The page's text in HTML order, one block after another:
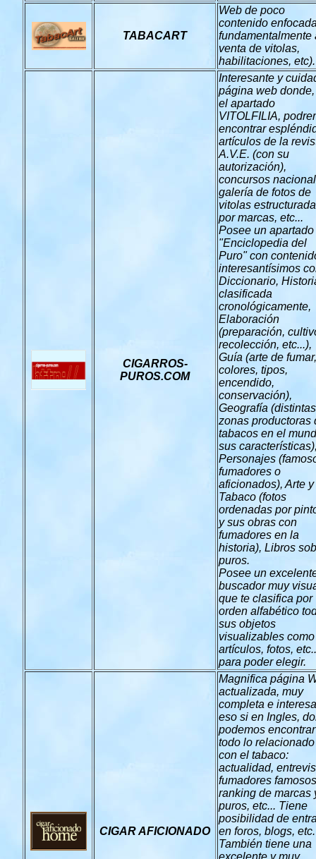
TABACART
Web de poco
contenido
fundamentalmente
venta de vitolas,
habilitaciones, etc).
CIGARROS-
PUROS.COM
Interesante y
página web
el apartado
VITOLFILIA,
encontrar
artículos de la
A.V.E. (con su
autorización),
concursos
galería de fotos de
vitolas
por marcas, etc...
Posee un
"Enciclopedia del
Puro" con
interesantísimos
Diccionario,
clasificada
cronológicamente,
Elaboración
(preparación,
recolección, etc...),
Guía (arte de fumar,
colores, tipos,
encendido,
conservación),
Geografía (distintas
zonas productoras
tabacos en el
sus
Personajes
fumadores o
aficionados), Arte y
Tabaco (fotos
ordenadas por
y sus obras con
fumadores en la
historia), Libros
puros.
Posee un
buscador muy
que te clasifica por
orden alfabético
sus objetos
visualizables como
artículos, fotos,
para poder elegir.
CIGAR AFICIONADO
Magnifica página
actualizada, muy
completa e
eso si en Ingles,
podemos encontrar
todo lo relacionado
con el tabaco:
actualidad,
fumadores
ranking de marcas
puros, etc... Tiene
posibilidad de
en foros, blogs, etc.
También tiene una
excelente y muy